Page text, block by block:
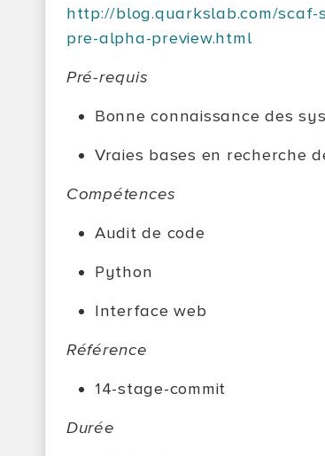
http://blog.quarkslab.com/
pre-alpha-preview.html
Pré-requis
Bonne connaissance des
Vraies bases en recherche
Compétences
Audit de code
Python
Interface web
Référence
14-stage-commit
Durée